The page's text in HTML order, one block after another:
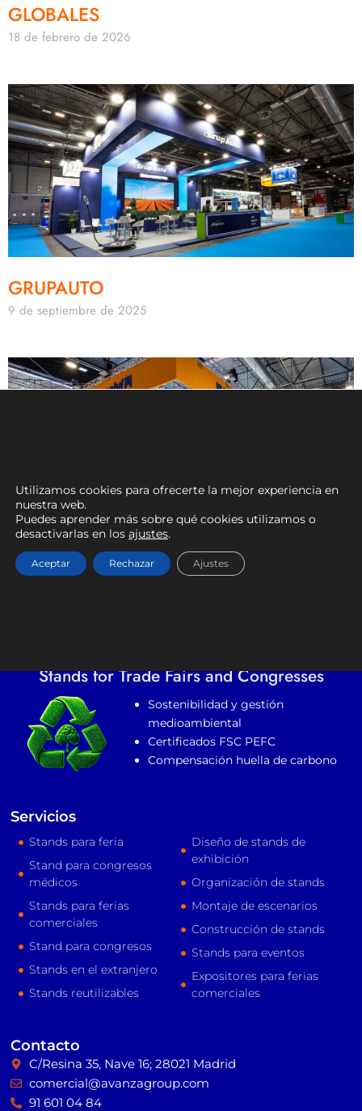
GLOBALES
18 de febrero de 2026
GRUPAUTO
9 de septiembre de 2025
RECALVI
Stands for Trade Fairs and Congresses
Sostenibilidad y gestión
medioambiental
Certificados FSC PEFC
Compensación huella de carbono
Servicios
Stands para feria
Stand para congresos
médicos
Stands para ferias
comerciales
Stand para congresos
Stands en el extranjero
Stands reutilizables
Diseño de stands de
exhibición
Organización de stands
Montaje de escenarios
Construcción de stands
Stands para eventos
Expositores para ferias
comerciales
Contacto
C/Resina 35, Nave 16; 28021 Madrid
comercial@avanzagroup.com
91 601 04 84
Utilizamos cookies para ofrecerte la mejor experiencia en
nuestra web.
Puedes aprender más sobre qué cookies utilizamos o
desactivarlas en los ajustes.
Aceptar Rechazar Ajustes